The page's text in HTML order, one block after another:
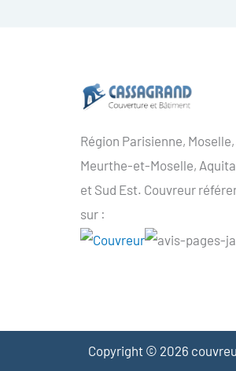
Région Parisienne, Moselle,
Meurthe-et-Moselle,
et Sud Est. Couvreur
sur :
Copyright © 2026